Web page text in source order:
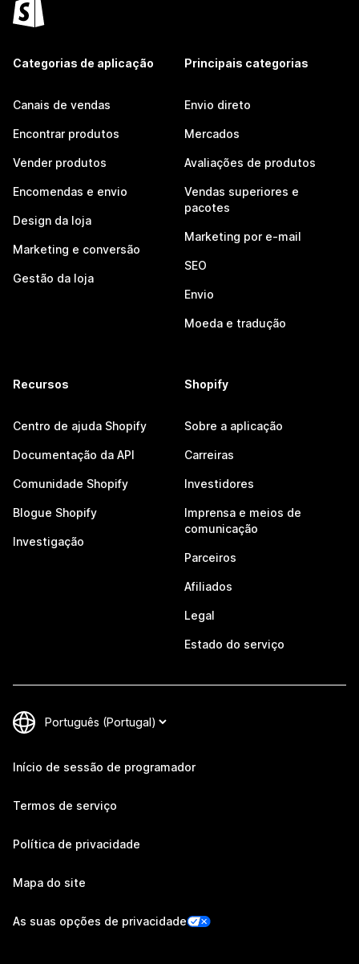
Categorias de aplicação
Canais de vendas
Encontrar produtos
Vender produtos
Encomendas e envio
Design da loja
Marketing e conversão
Gestão da loja
Principais categorias
Envio direto
Mercados
Avaliações de produtos
Vendas superiores e
pacotes
Marketing por e-mail
SEO
Envio
Moeda e tradução
Recursos
Centro de ajuda Shopify
Documentação da API
Comunidade Shopify
Blogue Shopify
Investigação
Shopify
Sobre a aplicação
Carreiras
Investidores
Imprensa e meios de
comunicação
Parceiros
Afiliados
Legal
Estado do serviço
Início de sessão de programador
Termos de serviço
Política de privacidade
Mapa do site
As suas opções de privacidade